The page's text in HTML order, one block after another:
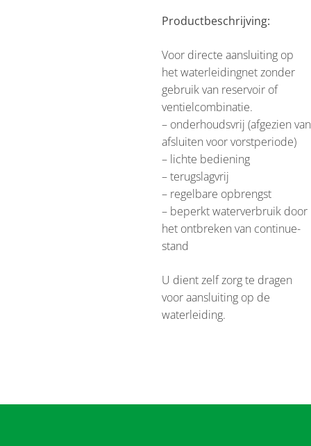
Productbeschrijving:
Voor directe aansluiting op
het waterleidingnet zonder
gebruik van reservoir of
ventielcombinatie.
– onderhoudsvrij (afgezien van
afsluiten voor vorstperiode)
– lichte bediening
– terugslagvrij
– regelbare opbrengst
– beperkt waterverbruik door
het ontbreken van continue-
stand
U dient zelf zorg te dragen
voor aansluiting op de
waterleiding.